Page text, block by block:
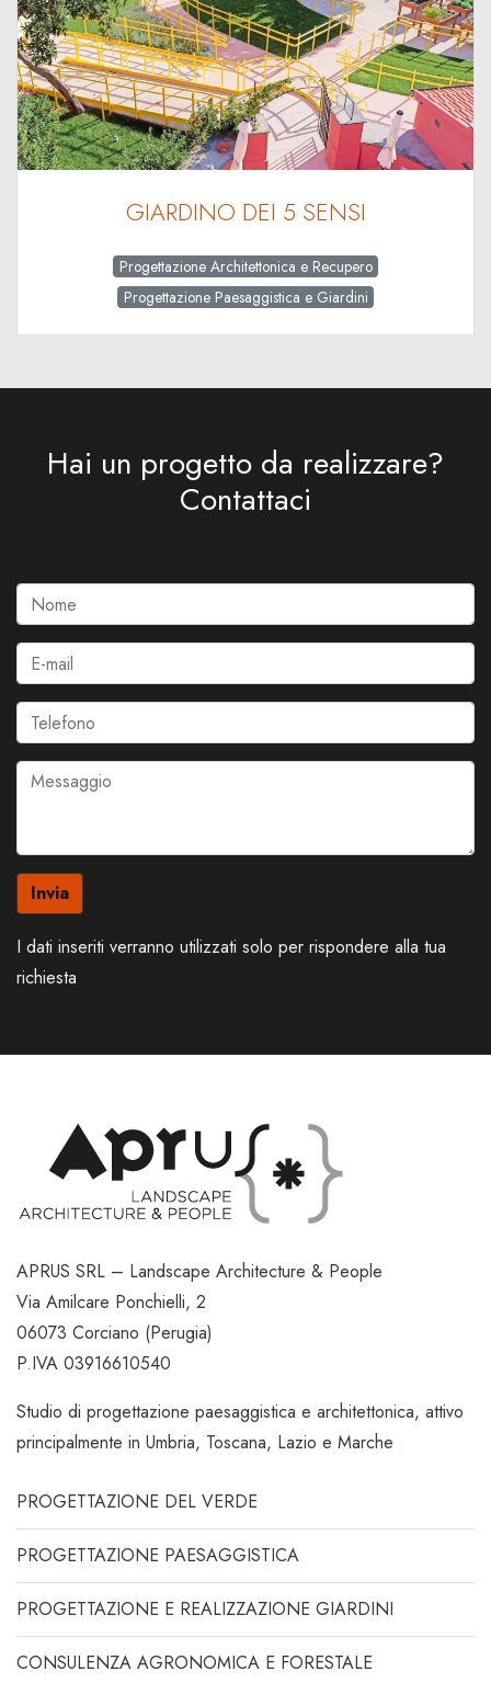
GIARDINO DEI 5 SENSI
Progettazione Architettonica e Recupero
Progettazione Paesaggistica e Giardini
Hai un progetto da realizzare?
Contattaci
I dati inseriti verranno utilizzati solo per rispondere alla tua
richiesta
APRUS SRL – Landscape Architecture & People
Via Amilcare Ponchielli, 2
06073 Corciano (Perugia)
P.IVA 03916610540
Studio di progettazione paesaggistica e architettonica, attivo
principalmente in Umbria, Toscana, Lazio e Marche
PROGETTAZIONE DEL VERDE
PROGETTAZIONE PAESAGGISTICA
PROGETTAZIONE E REALIZZAZIONE GIARDINI
CONSULENZA AGRONOMICA E FORESTALE